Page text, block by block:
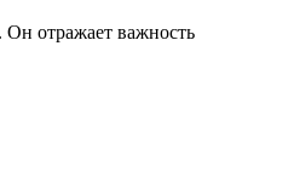
Он отражает важность